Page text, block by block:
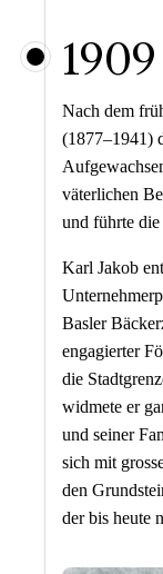
1909
Nach dem
(1877–1941)
väterlichen
und führte
Karl Jakob
Basler
engagierter
die
widmete er
und seiner
sich mit
den
der bis heute